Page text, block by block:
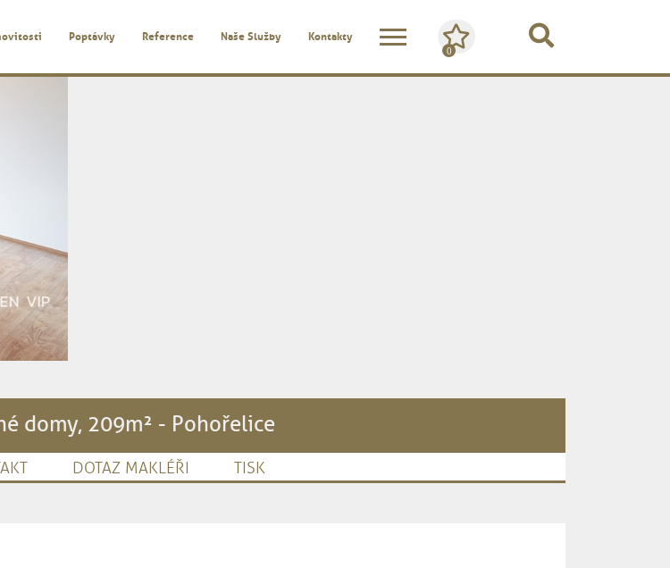
Poptávky Reference Naše Služby Kontakty
0
domy, 209m² - Pohořelice
DOTAZ MAKLÉŘI TISK